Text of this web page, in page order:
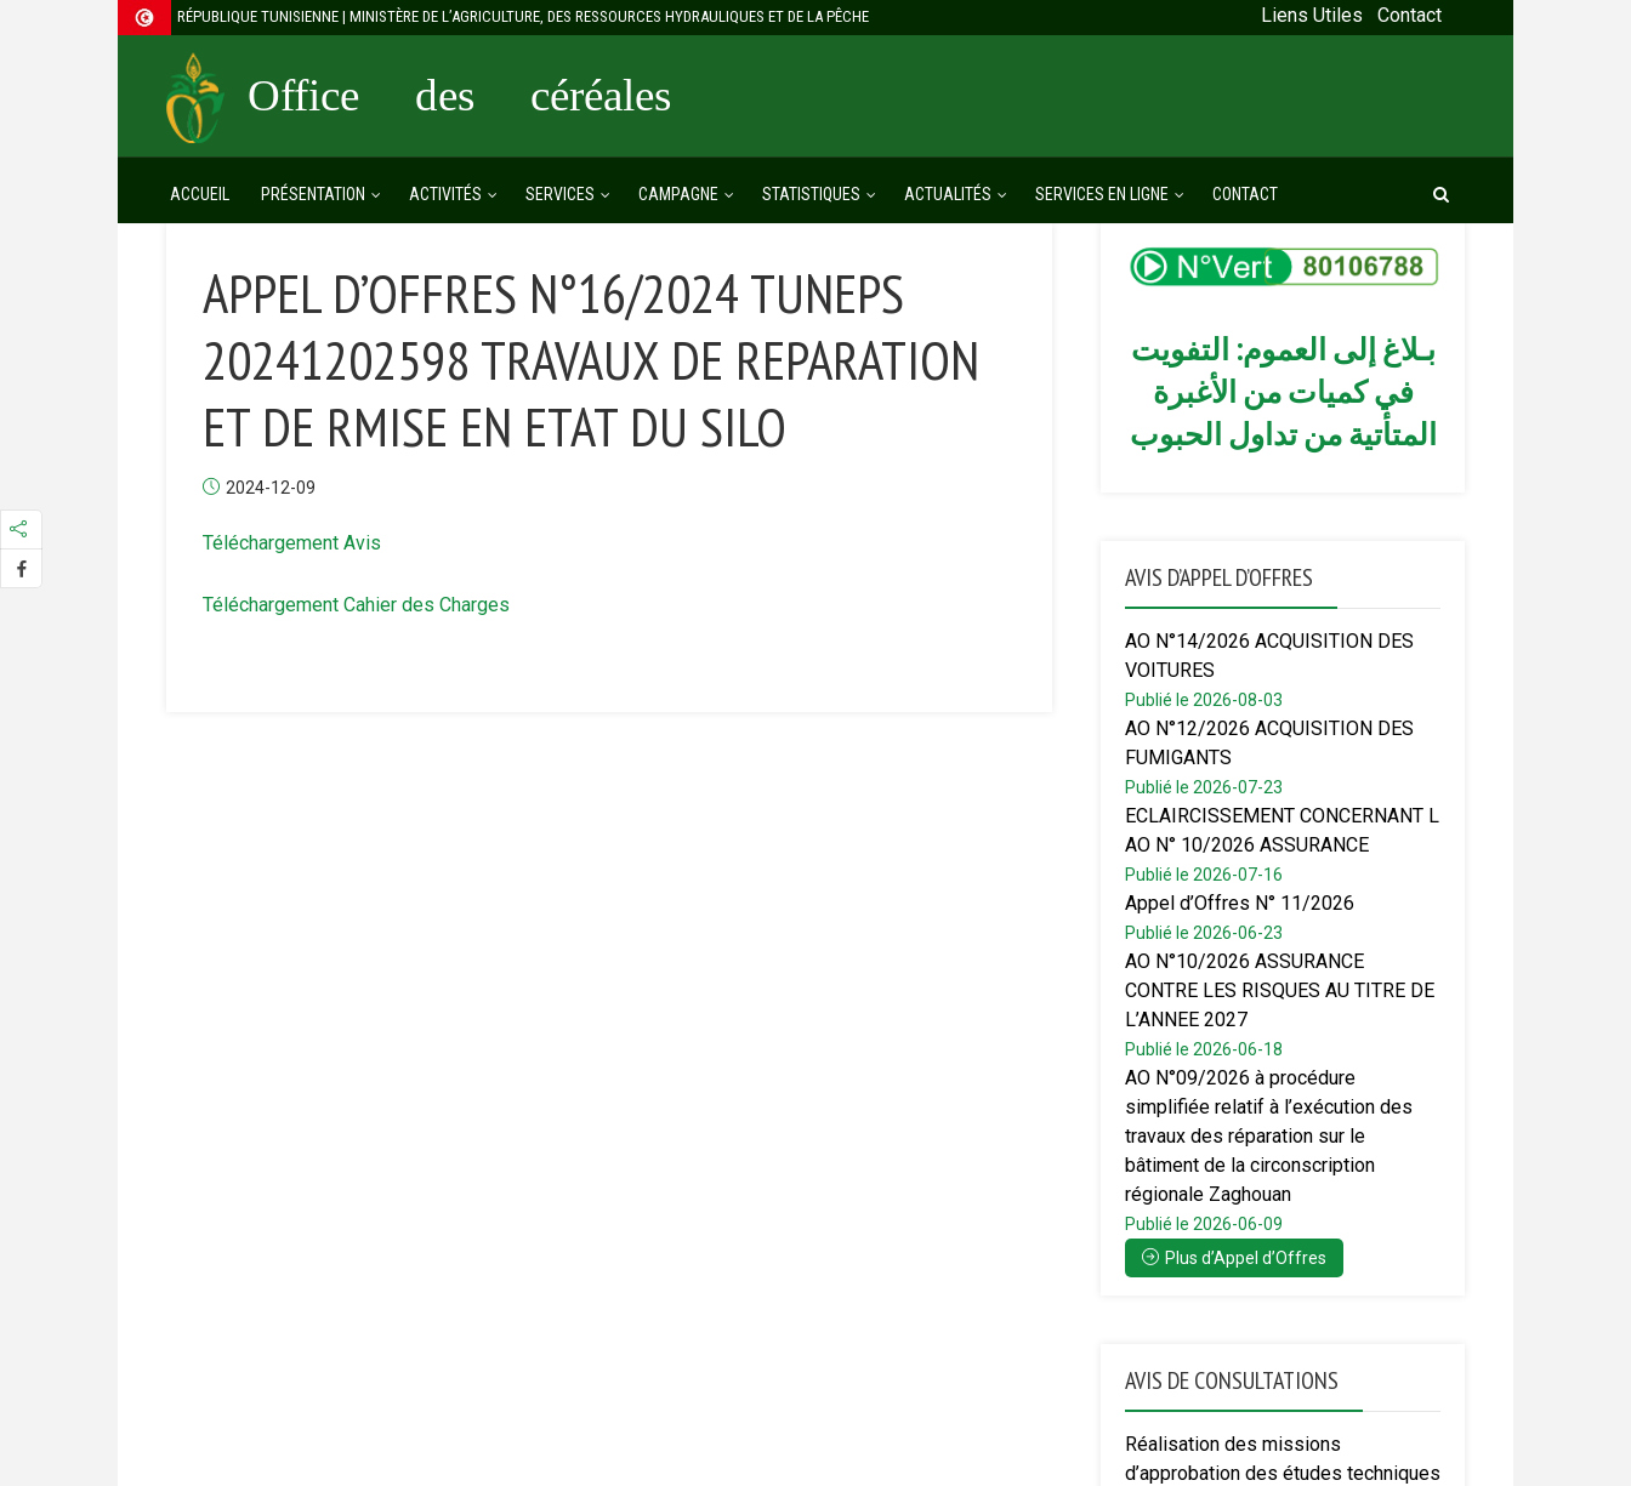
RÉPUBLIQUE TUNISIENNE | MINISTÈRE DE L’AGRICULTURE, DES RESSOURCES HYDRAULIQUES ET DE LA PÊCHE Liens Utiles Contact
Office des céréales
ACCUEIL PRÉSENTATION ACTIVITÉS SERVICES CAMPAGNE STATISTIQUES ACTUALITÉS SERVICES EN LIGNE CONTACT
APPEL D’OFFRES N°16/2024 TUNEPS
20241202598 TRAVAUX DE REPARATION
ET DE RMISE EN ETAT DU SILO
2024-12-09
Téléchargement Avis
Téléchargement Cahier des Charges
بـلاغ إلى العموم: التفويت
في كميات من الأغبرة
المتأتية من تداول الحبوب
AVIS D’APPEL D’OFFRES
AO N°14/2026 ACQUISITION DES
VOITURES
Publié le 2026-08-03
AO N°12/2026 ACQUISITION DES
FUMIGANTS
Publié le 2026-07-23
ECLAIRCISSEMENT CONCERNANT L
AO N° 10/2026 ASSURANCE
Publié le 2026-07-16
Appel d’Offres N° 11/2026
Publié le 2026-06-23
AO N°10/2026 ASSURANCE
CONTRE LES RISQUES AU TITRE DE
L’ANNEE 2027
Publié le 2026-06-18
AO N°09/2026 à procédure
simplifiée relatif à l’exécution des
travaux des réparation sur le
bâtiment de la circonscription
régionale Zaghouan
Publié le 2026-06-09
Plus d’Appel d’Offres
AVIS DE CONSULTATIONS
Réalisation des missions
d’approbation des études techniques